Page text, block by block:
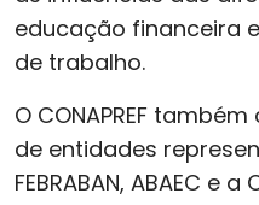
educação financeira
de trabalho.
O CONAPREF
de entidades
FEBRABAN, ABAEC e